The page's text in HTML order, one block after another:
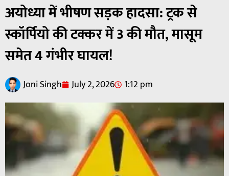
अयोध्या में भीषण सड़क हादसा: ट्रक से
स्कॉर्पियो की टक्कर में 3 की मौत, मासूम
समेत 4 गंभीर घायल!
Joni Singh July 2, 2026 1:12 pm